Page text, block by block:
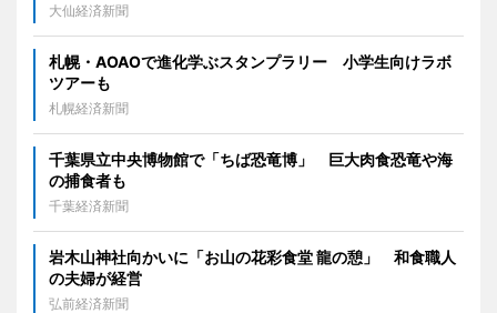
大仙経済新聞
札幌・AOAOで進化学ぶスタンプラリー 小学生向けラボ
ツアーも
札幌経済新聞
千葉県立中央博物館で「ちば恐竜博」 巨大肉食恐竜や海
の捕食者も
千葉経済新聞
岩木山神社向かいに「お山の花彩食堂 龍の憩」 和食職人
の夫婦が経営
弘前経済新聞